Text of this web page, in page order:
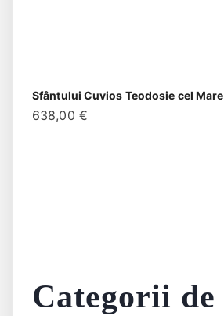
Sfântului Cuvios Teodosie cel Mare
638,00 €
Categorii de